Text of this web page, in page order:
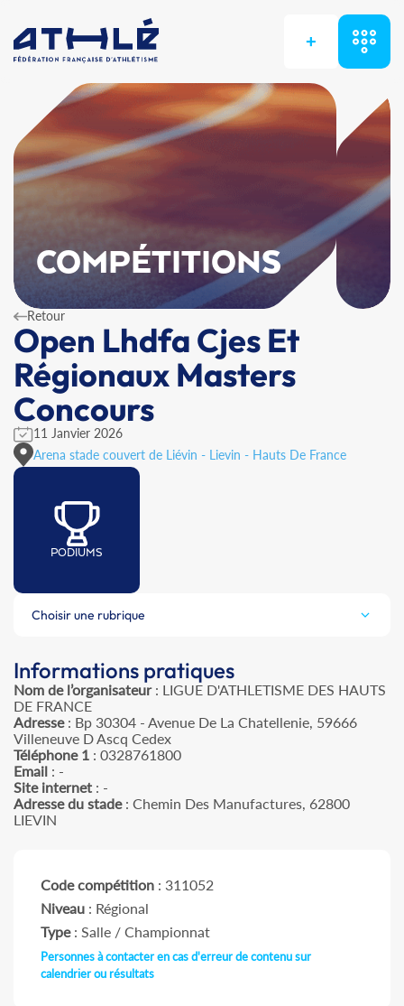
+
COMPÉTITIONS
Retour
Open Lhdfa Cjes Et
Régionaux Masters
Concours
11 Janvier 2026
Arena stade couvert de Liévin - Lievin - Hauts De France
PODIUMS
Choisir une rubrique
Informations pratiques
Nom de l’organisateur: LIGUE D'ATHLETISME DES HAUTS
DE FRANCE
Adresse: Bp 30304 - Avenue De La Chatellenie, 59666
Villeneuve D Ascq Cedex
Téléphone 1 : 0328761800
Email : -
Site internet : -
Adresse du stade: Chemin Des Manufactures, 62800
LIEVIN
Code compétition : 311052
Niveau : Régional
Type: Salle / Championnat
Personnes à contacter en cas d'erreur de contenu sur
calendrier ou résultats